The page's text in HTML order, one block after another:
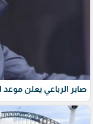
صابر الرباعي يعلن